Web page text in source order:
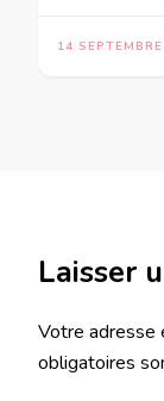
14
Laisser
Votre adresse
obligatoires